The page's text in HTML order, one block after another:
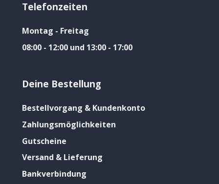
Telefonzeiten
Montag - Freitag
08:00 - 12:00 und 13:00 - 17:00
Deine Bestellung
Bestellvorgang & Kundenkonto
Zahlungsmöglichkeiten
Gutscheine
Versand & Lieferung
Bankverbindung